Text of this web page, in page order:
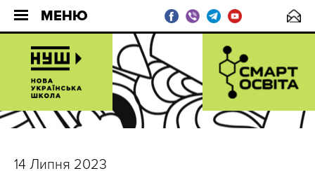
МЕНЮ
14 Липня 2023